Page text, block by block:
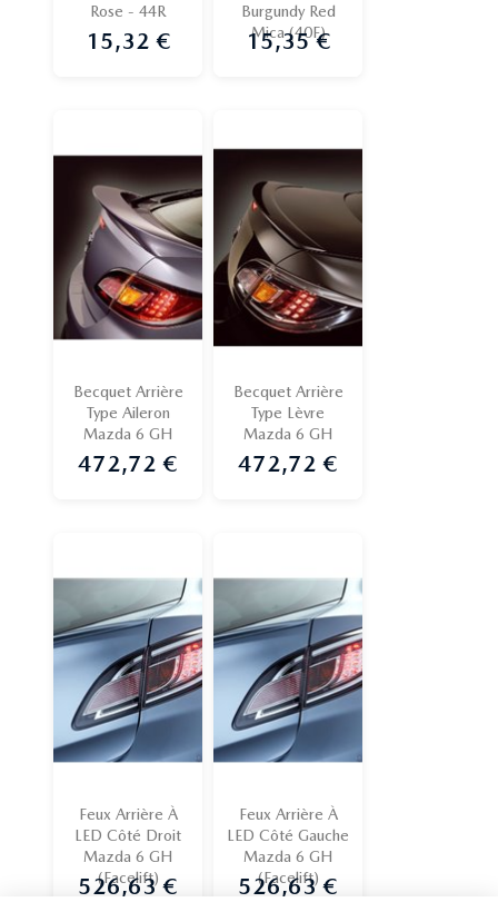
Rose - 44R
Prix
15,32 €
Burgundy Red
Mica (40F)
Prix
15,35 €
Becquet Arrière
Type Aileron
Mazda 6 GH
Prix
472,72 €
Becquet Arrière
Type Lèvre
Mazda 6 GH
Prix
472,72 €
Feux Arrière À
LED Côté Droit
Mazda 6 GH
(Facelift)
Prix
526,63 €
Feux Arrière À
LED Côté Gauche
Mazda 6 GH
(Facelift)
Prix
526,63 €